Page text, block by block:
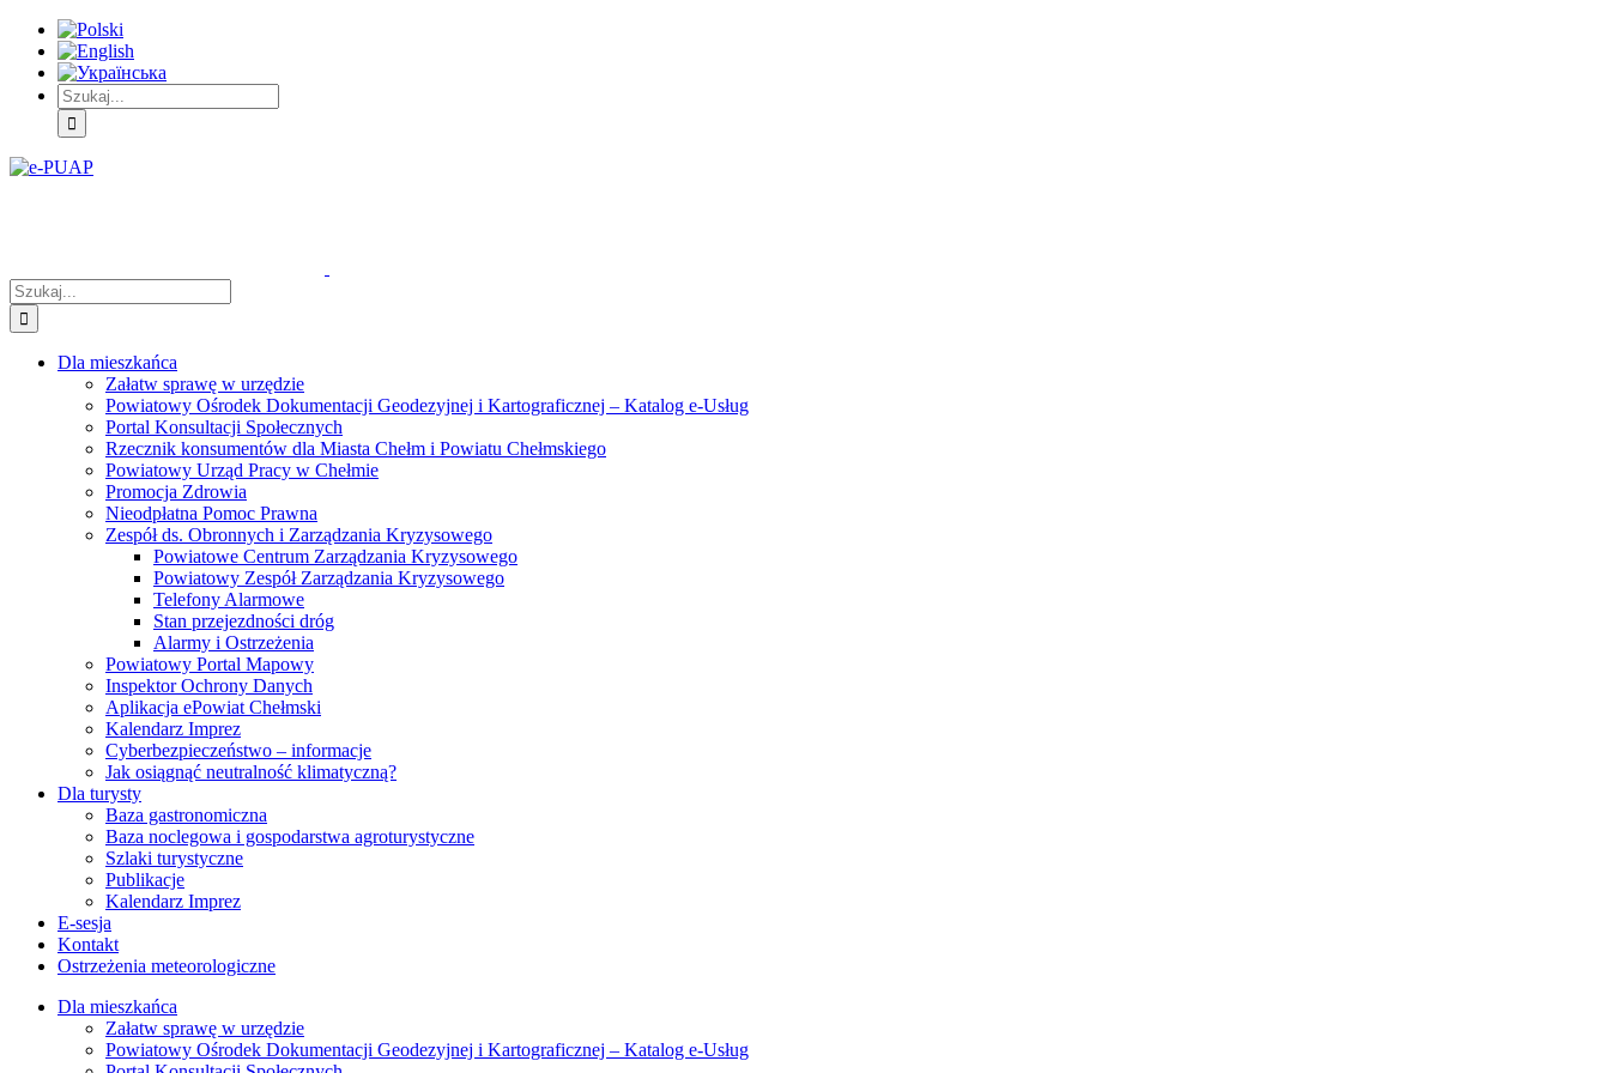
Skip
Treść
główna
Skip
Menu
główne
Skip
Menu
dodatkowe
Szukaj
Śledź
E-
Facebook
BIP
Instagram
Szukaj
Dla mieszkańca
Załatw sprawę w urzędzie
Powiatowy Ośrodek Dokumentacji Geodezyjnej i Kartograficznej – Katalog e-Usług
Portal Konsultacji Społecznych
Rzecznik konsumentów dla Miasta Chełm i Powiatu Chełmskiego
Powiatowy Urząd Pracy w Chełmie
Promocja Zdrowia
Nieodpłatna Pomoc Prawna
Zespół ds. Obronnych i Zarządzania Kryzysowego
Powiatowe Centrum Zarządzania Kryzysowego
Powiatowy Zespół Zarządzania Kryzysowego
Telefony Alarmowe
Stan przejezdności dróg
Alarmy i Ostrzeżenia
Powiatowy Portal Mapowy
Inspektor Ochrony Danych
Aplikacja ePowiat Chełmski
Kalendarz Imprez
Cyberbezpieczeństwo – informacje
Jak osiągnąć neutralność klimatyczną?
Dla turysty
Baza gastronomiczna
Baza noclegowa i gospodarstwa agroturystyczne
Szlaki turystyczne
Publikacje
Kalendarz Imprez
E-sesja
Kontakt
Ostrzeżenia meteorologiczne
Dla mieszkańca
Załatw sprawę w urzędzie
Powiatowy Ośrodek Dokumentacji Geodezyjnej i Kartograficznej – Katalog e-Usług